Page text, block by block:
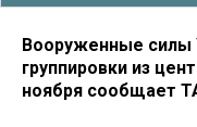
Вооруженные силы
группировки из
ноября сообщает